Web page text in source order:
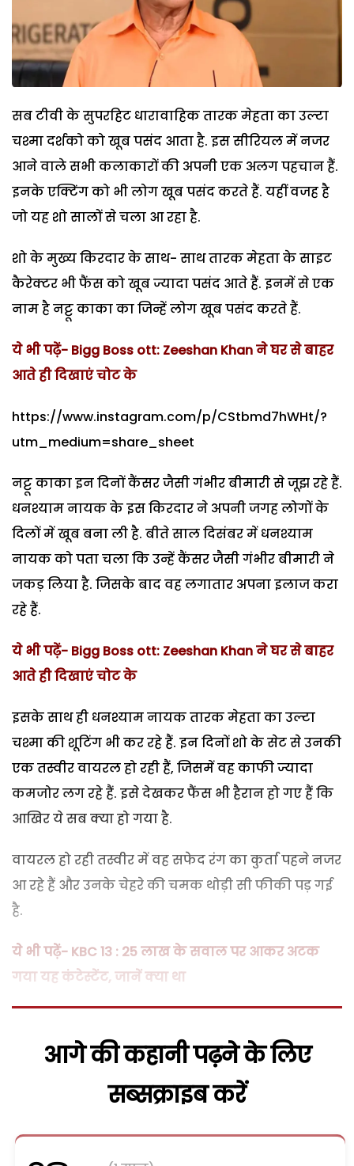
सब टीवी के सुपरहिट धारावाहिक तारक मेहता का उल्टा
चश्मा दर्शको को खूब पसंद आता है. इस सीरियल में नजर
आने वाले सभी कलाकारों की अपनी एक अलग पहचान हैं.
इनके एक्टिंग को भी लोग खूब पसंद करते हैं. यहीं वजह है
जो यह शो सालों से चला आ रहा है.
शो के मुख्य किरदार के साथ- साथ तारक मेहता के साइट
कैरेक्टर भी फैंस को खूब ज्यादा पसंद आते हैं. इनमें से एक
नाम है नट्टू काका का जिन्हें लोग खूब पसंद करते हैं.
ये भी पढ़ें- Bigg Boss ott: Zeeshan Khan ने घर से बाहर
आते ही दिखाएं चोट के
https://www.instagram.com/p/CStbmd7hWHt/?
utm_medium=share_sheet
नट्टू काका इन दिनों कैंसर जैसी गंभीर बीमारी से जूझ रहे हैं.
धनश्याम नायक के इस किरदार ने अपनी जगह लोगों के
दिलों में खूब बना ली है. बीते साल दिसंबर में धनश्याम
नायक को पता चला कि उन्हें कैंसर जैसी गंभीर बीमारी ने
जकड़ लिया है. जिसके बाद वह लगातार अपना इलाज करा
रहे हैं.
ये भी पढ़ें- Bigg Boss ott: Zeeshan Khan ने घर से बाहर
आते ही दिखाएं चोट के
इसके साथ ही धनश्याम नायक तारक मेहता का उल्टा
चश्मा की शूटिंग भी कर रहे हैं. इन दिनों शो के सेट से उनकी
एक तस्वीर वायरल हो रही हैं, जिसमें वह काफी ज्यादा
कमजोर लग रहे हैं. इसे देखकर फैंस भी हैरान हो गए हैं कि
आखिर ये सब क्या हो गया है.
वायरल हो रही तस्वीर में वह सफेद रंग का कुर्ता पहने नजर
आ रहे हैं और उनके चेहरे की चमक थोड़ी सी फीकी पड़ गई
है.
ये भी पढ़ें- KBC 13 : 25 लाख के सवाल पर आकर अटक
गया यह कंटेस्टेंट, जानें क्या था
आगे की कहानी पढ़ने के लिए
सब्सक्राइब करें